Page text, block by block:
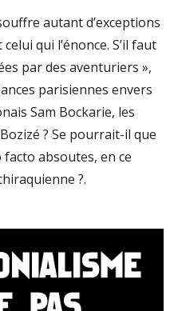
autant d’exceptions
qui l’énonce. S’il faut
par des aventuriers »,
parisiennes envers
Sam Bockarie, les
? Se pourrait-il que
absoutes, en ce
?.